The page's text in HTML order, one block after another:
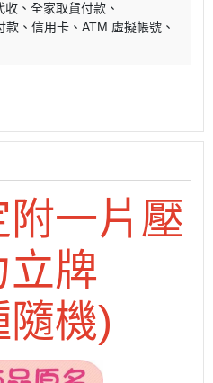
收
全家取貨付款
款 信用卡
ATM 虛擬帳號
一片壓
立牌
隨機)